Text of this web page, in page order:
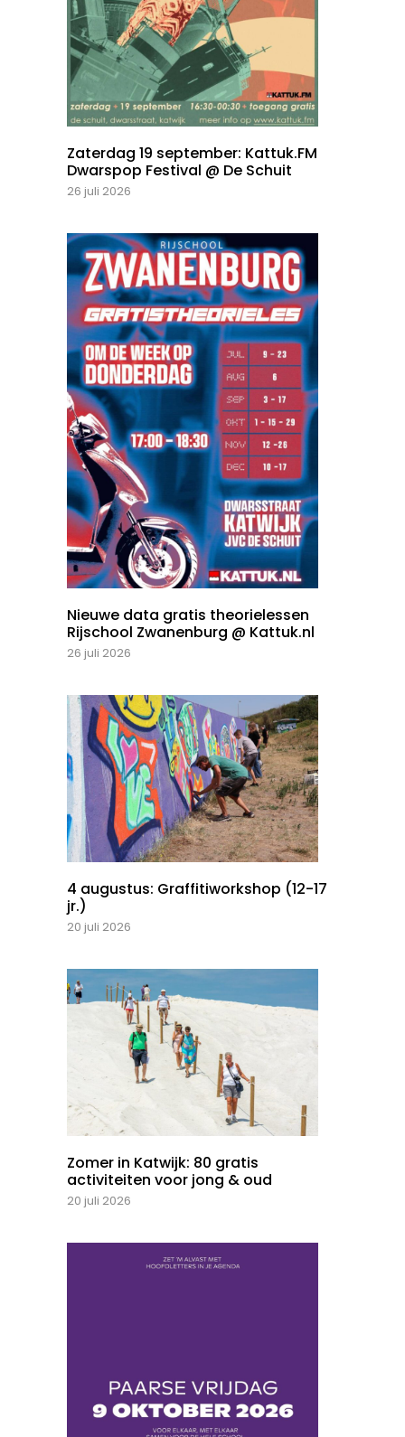
Zaterdag 19 september: Kattuk.FM
Dwarspop Festival @ De Schuit
26 juli 2026
Nieuwe data gratis theorielessen
Rijschool Zwanenburg @ Kattuk.nl
26 juli 2026
4 augustus: Graffitiworkshop (12-17
jr.)
20 juli 2026
Zomer in Katwijk: 80 gratis
activiteiten voor jong & oud
20 juli 2026